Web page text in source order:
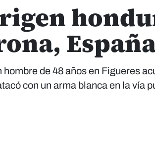
de 48 años en Figueres
con un arma blanca en la vía